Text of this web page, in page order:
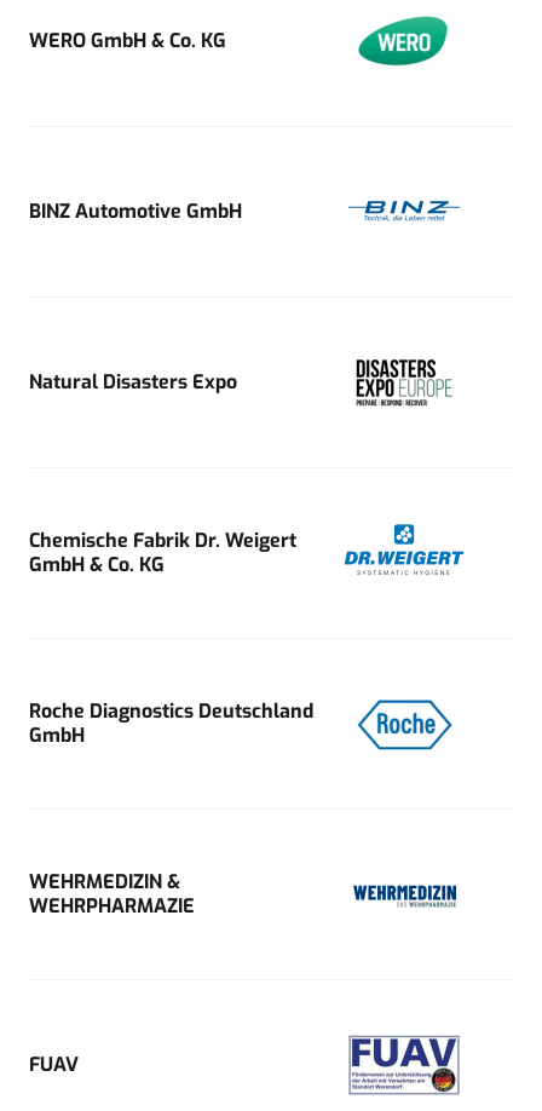
WERO GmbH & Co. KG
BINZ Automotive GmbH
Natural Disasters Expo
Chemische Fabrik Dr. Weigert
GmbH & Co. KG
Roche Diagnostics Deutschland
GmbH
WEHRMEDIZIN &
WEHRPHARMAZIE
FUAV